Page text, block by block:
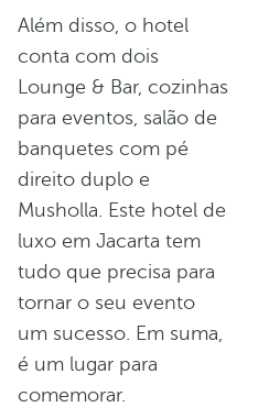
Além disso, o hotel
conta com dois
Lounge & Bar, cozinhas
para eventos, salão de
banquetes com pé
direito duplo e
Musholla. Este hotel de
luxo em Jacarta tem
tudo que precisa para
tornar o seu evento
um sucesso. Em suma,
é um lugar para
comemorar.